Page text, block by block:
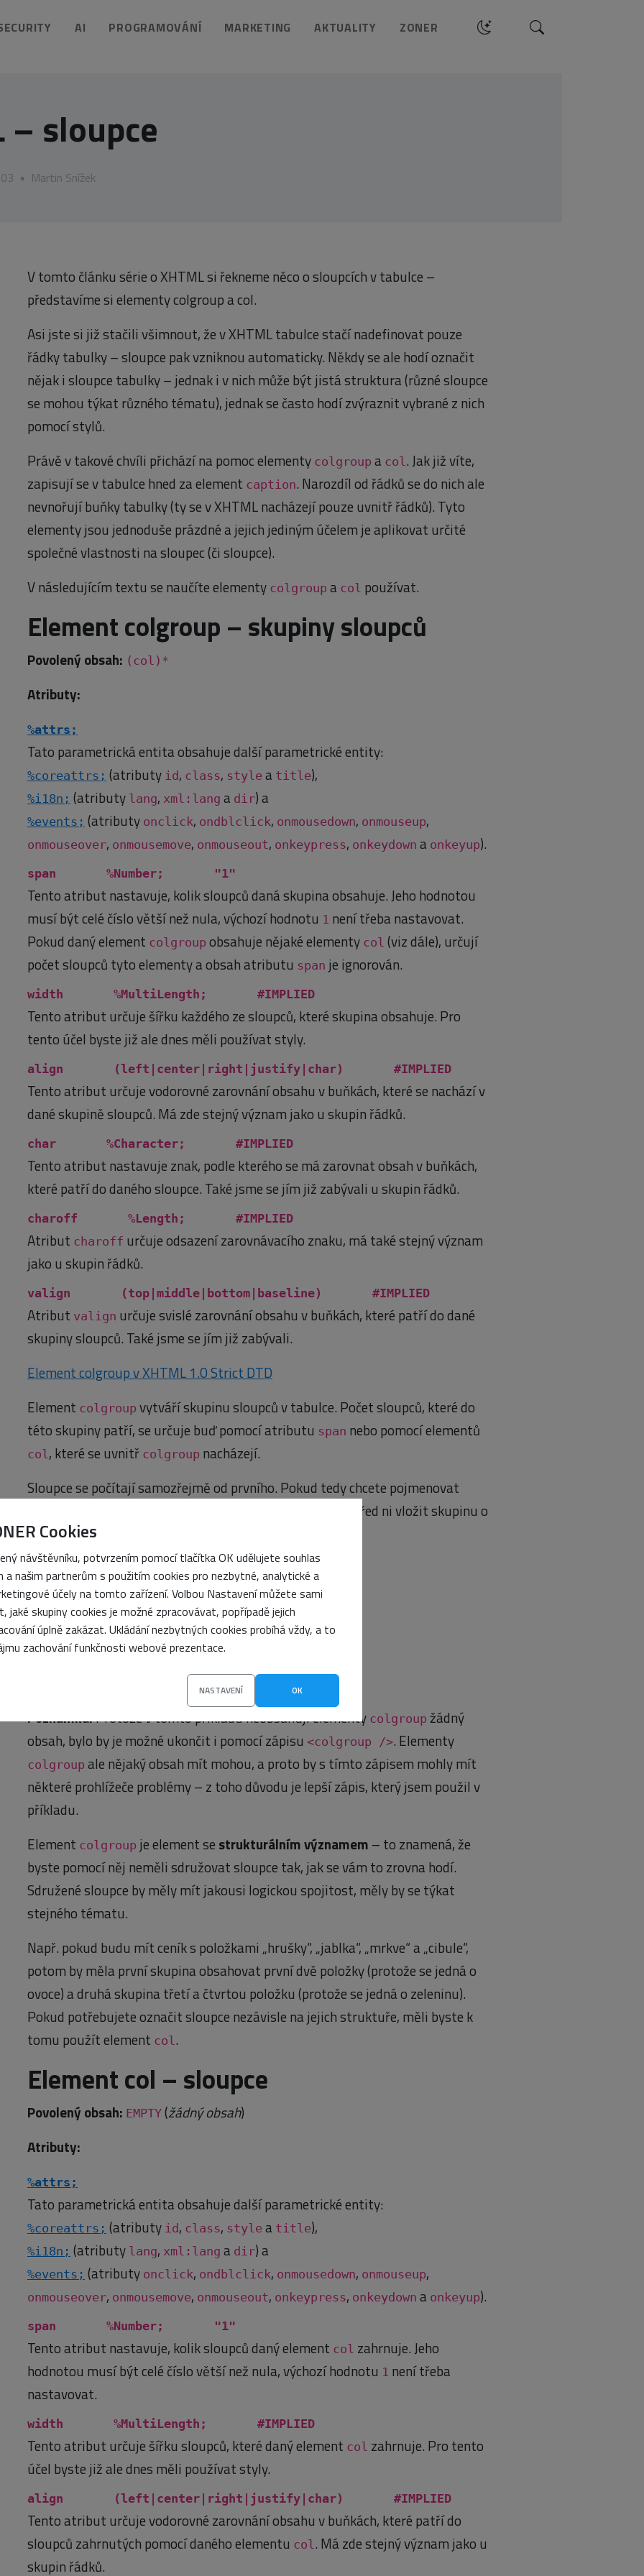
Cookies
návštěvníku, potvrzením pomocí tlačítka OK udělujete souhlas
a našim partnerům s použitím cookies pro nezbytné, analytické a
účely na tomto zařízení. Volbou Nastavení můžete sami
jaké skupiny cookies je možné zpracovávat, popřípadě jejich
úplně zakázat. Ukládání nezbytných cookies probíhá vždy, a to
zachování funkčnosti webové prezentace.
NASTAVENÍ OK
AI PROGRAMOVÁNÍ MARKETING AKTUALITY ZONER Hledat
– sloupce
• Martin Snížek
V tomto článku série o XHTML si řekneme něco o sloupcích v tabulce –
představíme si elementy colgroup a col.
Asi jste si již stačili všimnout, že v XHTML tabulce stačí nadefinovat pouze
řádky tabulky – sloupce pak vzniknou automaticky. Někdy se ale hodí označit
nějak i sloupce tabulky – jednak i v nich může být jistá struktura (různé sloupce
se mohou týkat různého tématu), jednak se často hodí zvýraznit vybrané z nich
pomocí stylů.
Právě v takové chvíli přichází na pomoc elementy colgroup a col . Jak již víte,
zapisují se v tabulce hned za element caption. Narozdíl od řádků se do nich ale
nevnořují buňky tabulky (ty se v XHTML nacházejí pouze uvnitř řádků). Tyto
elementy jsou jednoduše prázdné a jejich jediným účelem je aplikovat určité
společné vlastnosti na sloupec (či sloupce).
V následujícím textu se naučíte elementy colgroup a col používat.
Element colgroup – skupiny sloupců
Povolený obsah: (col)*
Atributy:
%attrs;
Tato parametrická entita obsahuje další parametrické entity:
%coreattrs; (atributy id , class, style a title),
%i18n; (atributy lang, xml:lang a dir) a
%events; (atributy onclick, ondblclick, onmousedown, onmouseup,
onmouseover, onmousemove, onmouseout, onkeypress, onkeydown a onkeyup).
span %Number; "1"
Tento atribut nastavuje, kolik sloupců daná skupina obsahuje. Jeho hodnotou
musí být celé číslo větší než nula, výchozí hodnotu 1 není třeba nastavovat.
Pokud daný element colgroup obsahuje nějaké elementy col (viz dále), určují
počet sloupců tyto elementy a obsah atributu span je ignorován.
width %MultiLength; #IMPLIED
Tento atribut určuje šířku každého ze sloupců, které skupina obsahuje. Pro
tento účel byste již ale dnes měli používat styly.
align (left|center|right|justify|char) #IMPLIED
Tento atribut určuje vodorovné zarovnání obsahu v buňkách, které se nachází v
dané skupině sloupců. Má zde stejný význam jako u skupin řádků.
char %Character; #IMPLIED
Tento atribut nastavuje znak, podle kterého se má zarovnat obsah v buňkách,
které patří do daného sloupce. Také jsme se jím již zabývali u skupin řádků.
charoff %Length; #IMPLIED
Atribut charoff určuje odsazení zarovnávacího znaku, má také stejný význam
jako u skupin řádků.
valign (top|middle|bottom|baseline) #IMPLIED
Atribut valign určuje svislé zarovnání obsahu v buňkách, které patří do dané
skupiny sloupců. Také jsme se jím již zabývali.
Element colgroup v XHTML 1.0 Strict DTD
Element colgroup vytváří skupinu sloupců v tabulce. Počet sloupců, které do
této skupiny patří, se určuje buď pomocí atributu span nebo pomocí elementů
col , které se uvnitř colgroup nacházejí.
Sloupce se počítají samozřejmě od prvního. Pokud tedy chcete pojmenovat
skupinu od desátého k dvacátému sloupci, musíte ještě před ni vložit skupinu o
devíti sloupcích:
<table …>
<caption>…</caption>
<colgroup span=“9″></colgroup>
<colgroup span=“11″ id=“nase-sloupce“></colgroup>
Poznámka:Protože v tomto příkladu neobsahují elementy colgroup žádný
obsah, bylo by je možné ukončit i pomocí zápisu <colgroup />. Elementy
colgroup ale nějaký obsah mít mohou, a proto by s tímto zápisem mohly mít
některé prohlížeče problémy – z toho důvodu je lepší zápis, který jsem použil v
příkladu.
Element colgroup je element se strukturálním významem – to znamená, že
byste pomocí něj neměli sdružovat sloupce tak, jak se vám to zrovna hodí.
Sdružené sloupce by měly mít jakousi logickou spojitost, měly by se týkat
stejného tématu.
Např. pokud budu mít ceník s položkami „hrušky“, „jablka“, „mrkve“ a „cibule“,
potom by měla první skupina obsahovat první dvě položky (protože se jedná o
ovoce) a druhá skupina třetí a čtvrtou položku (protože se jedná o zeleninu).
Pokud potřebujete označit sloupce nezávisle na jejich struktuře, měli byste k
tomu použít element col .
Element col – sloupce
Povolený obsah: EMPTY (žádný obsah)
Atributy:
%attrs;
Tato parametrická entita obsahuje další parametrické entity:
%coreattrs; (atributy id , class, style a title),
%i18n; (atributy lang, xml:lang a dir) a
%events; (atributy onclick, ondblclick, onmousedown, onmouseup,
onmouseover, onmousemove, onmouseout, onkeypress, onkeydown a onkeyup).
span %Number; "1"
Tento atribut nastavuje, kolik sloupců daný element col zahrnuje. Jeho
hodnotou musí být celé číslo větší než nula, výchozí hodnotu 1 není třeba
nastavovat.
width %MultiLength; #IMPLIED
Tento atribut určuje šířku sloupců, které daný element col zahrnuje. Pro tento
účel byste již ale dnes měli používat styly.
align (left|center|right|justify|char) #IMPLIED
Tento atribut určuje vodorovné zarovnání obsahu v buňkách, které patří do
sloupců zahrnutých pomocí daného elementu col . Má zde stejný význam jako u
skupin řádků.